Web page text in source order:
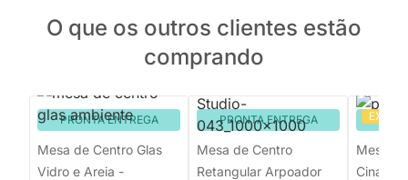
O que os outros clientes estão
comprando
PRONTA ENTREGA
Mesa de Centro Glas
Vidro e Areia -
PRONTA ENTREGA
Mesa de Centro
Retangular Arpoador
Mesa